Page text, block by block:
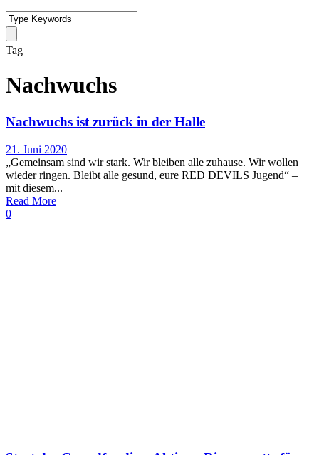
Tag
Nachwuchs
Nachwuchs ist zurück in der Halle
21. Juni 2020
„Gemeinsam sind wir stark. Wir bleiben alle zuhause. Wir wollen
wieder ringen. Bleibt alle gesund, eure RED DEVILS Jugend“ –
mit diesem...
Read More
0